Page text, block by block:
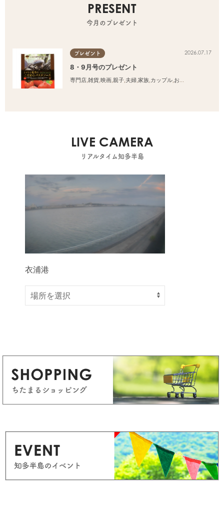
PRESENT
今月のプレゼント
プレゼント 2026.07.17
8・9月号のプレゼント
専門店,雑貨,映画,親子,夫婦,家族,カップル,おひとりさま
LIVE CAMERA
リアルタイム知多半島
衣浦港